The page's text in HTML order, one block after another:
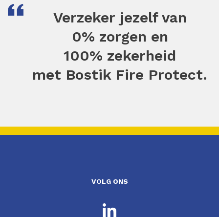
Verzeker jezelf van
0% zorgen en
100% zekerheid
met Bostik Fire Protect.
VOLG ONS